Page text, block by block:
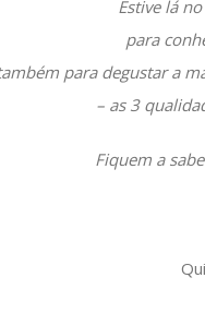
Estive lá
para
para degustar a
– as 3
Fiquem a